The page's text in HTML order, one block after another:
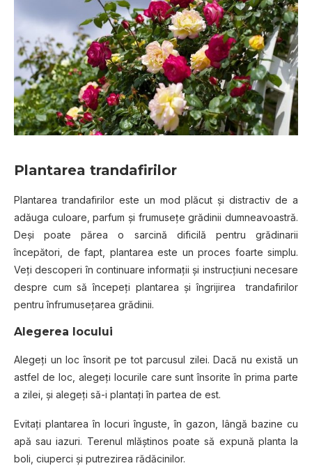
Plantarea trandafirilor
Plantarea trandafirilor este un mod plăcut şi distractiv de a
adăuga culoare, parfum şi frumuseţe grădinii dumneavoastră.
Deşi poate părea o sarcină dificilă pentru grădinarii
începători, de fapt, plantarea este un proces foarte simplu.
Veţi descoperi în continuare informaţii şi instrucțiuni necesare
despre cum să începeţi plantarea şi îngrijirea trandafirilor
pentru înfrumuseţarea grădinii.
Alegerea locului
Alegeți un loc însorit pe tot parcusul zilei. Dacă nu există un
astfel de loc, alegeţi locurile care sunt însorite în prima parte
a zilei, şi alegeţi să-i plantaţi în partea de est.
Evitați plantarea în locuri înguste, în gazon, lângă bazine cu
apă sau iazuri. Terenul mlăştinos poate să expună planta la
boli, ciuperci şi putrezirea rădăcinilor.